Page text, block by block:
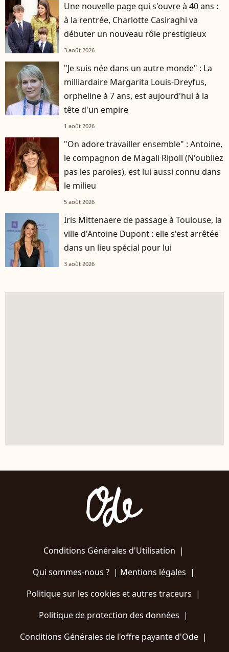
Une nouvelle page qui s'ouvre à 40 ans :
à la rentrée, Charlotte Casiraghi va
débuter un nouveau rôle prestigieux
3 août 2026
"Je suis née dans un autre monde" : La
milliardaire Margarita Louis-Dreyfus,
orpheline à 7 ans, est aujourd'hui à la
tête d'un empire
1 août 2026
"On adore travailler ensemble" : Antoine,
le compagnon de Magali Ripoll (N'oubliez
pas les paroles), est lui aussi connu dans
le milieu
5 août 2026
Iris Mittenaere de passage à Toulouse, la
ville d'Antoine Dupont : elle s'est arrêtée
dans un lieu spécial pour lui
3 août 2026
Conditions Générales d'Utilisation |
Qui sommes-nous ?| Mentions légales |
Politique sur les cookies et autres traceurs |
Politique de protection des données |
Conditions Générales de l'offre payante d'Ode |